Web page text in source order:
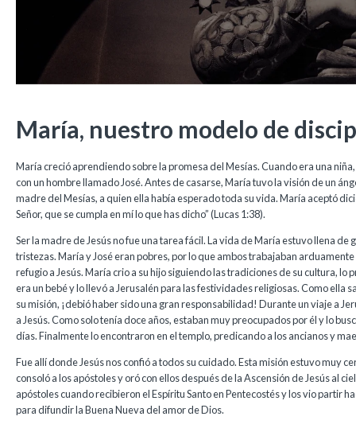
María, nuestro modelo de
María creció aprendiendo sobre la promesa del Mesías. Cuando era una
con un hombre llamado José. Antes de casarse, María tuvo la visión de un
madre del Mesías, a quien ella había esperado toda su vida. María aceptó
Señor, que se cumpla en mí lo que has dicho” (Lucas 1:38).
Ser la madre de Jesús no fue una tarea fácil. La vida de María estuvo llena
tristezas. María y José eran pobres, por lo que ambos trabajaban
refugio a Jesús. María crio a su hijo siguiendo las tradiciones de su cultura, lo
era un bebé y lo llevó a Jerusalén para las festividades religiosas. Como ella
su misión, ¡debió haber sido una gran responsabilidad! Durante un viaje a
a Jesús. Como solo tenía doce años, estaban muy preocupados por él y lo
días. Finalmente lo encontraron en el templo, predicando a los ancianos y
Fue allí donde Jesús nos confió a todos su cuidado. Esta misión estuvo muy
consoló a los apóstoles y oró con ellos después de la Ascensión de Jesús al
apóstoles cuando recibieron el Espíritu Santo en Pentecostés y los vio partir
para difundir la Buena Nueva del amor de Dios.